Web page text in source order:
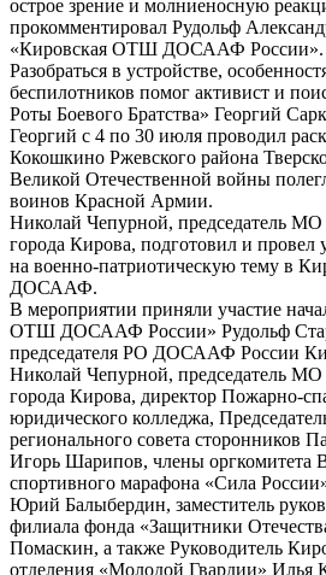
острое зрение и молниеносную
прокомментировал Рудольф
«Кировская ОТШ ДОСААФ России».
Разобраться в устройстве,
беспилотников помог активист и
Роты Боевого Братства» Георгий
Георгий с 4 по 30 июля проводил
Кокошкино Ржевского района
Великой Отечественной войны
воинов Красной Армии.
Николай Чепурной, председатель
города Кирова, подготовил и провел
на военно-патриотическую тему в
ДОСААФ.
В мероприятии приняли участие
ОТШ ДОСААФ России» Рудольф
председателя РО ДОСААФ России
Николай Чепурной, председатель
города Кирова, директор Пожарно-
юридического колледжа,
регионального совета сторонников
Игорь Шарипов, члены оргкомитета
спортивного марафона «Сила
Юрий Балыбердин, заместитель
филиала фонда «Защитники
Помаскин, а также Руководитель
отделения «Молодой Гвардии» Илья